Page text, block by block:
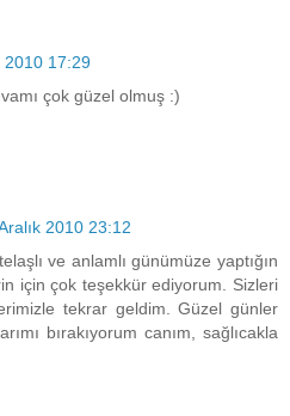
2010 17:29
çok güzel olmuş :)
2010 23:12
ve anlamlı günümüze yaptığın
için çok teşekkür ediyorum. Sizleri
tekrar geldim. Güzel günler
bırakıyorum canım, sağlıcakla